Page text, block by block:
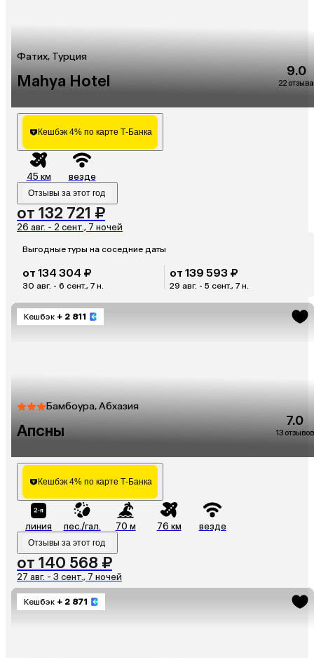
Фатих, Турция
Mahya Hotel
9.0
22 отзыва
Кешбэк 4% по карте Т-Банка
45 км везде
Отзывы за этот год
от 132 721 ₽
26 авг. - 2 сент., 7 ночей
Выгодные туры на соседние даты
от 134 304 ₽
30 авг. - 6 сент., 7 н.
от 139 593 ₽
29 авг. - 5 сент., 7 н.
Кешбэк + 2 811
Бамбоура, Абхазия
Апсны
7.0
13 отзывов
Кешбэк 4% по карте Т-Банка
линия пес./гал. 70 м 76 км везде
Отзывы за этот год
от 140 568 ₽
27 авг. - 3 сент., 7 ночей
Кешбэк + 2 871